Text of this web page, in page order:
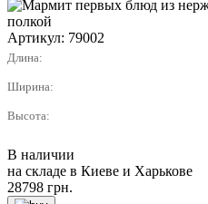
Артикул: 79002
Длина:
Ширина:
Высота:
В наличии
на складе в Киеве и Харькове
28798 грн.